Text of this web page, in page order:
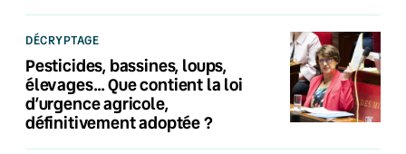
DÉCRYPTAGE
Pesticides, bassines, loups,
élevages… Que contient la loi
d’urgence agricole,
définitivement adoptée ?